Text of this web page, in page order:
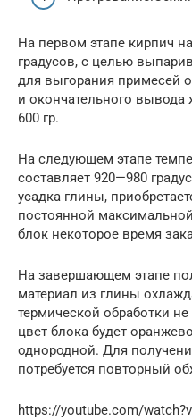
На первом этапе кирпич
градусов, с целью
для выгорания примесей
и окончательного вывода
600 гр.
На следующем этапе
составляет 920—980
усадка глины,
постоянной
блок некоторое время
На завершающем этапе
материал из глины
термической обработки
цвет блока будет
однородной. Для
потребуется повторный
https://youtube.com/